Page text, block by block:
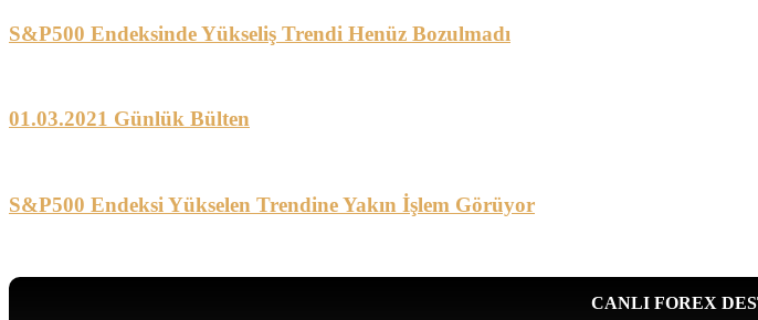
S&P500 Endeksinde Yükseliş Trendi Henüz Bozulmadı
01.03.2021 Günlük Bülten
S&P500 Endeksi Yükselen Trendine Yakın İşlem Görüyor
CANLI FOREX